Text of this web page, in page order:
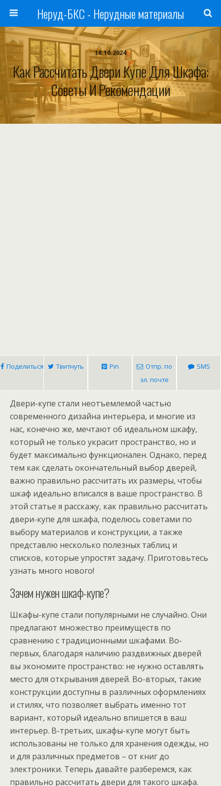
Неруд-БКС - Нерудные материалы
18.10.2024
Как Рассчитать Двери Купе Для Шкафа:
Советы И Рекомендации
Поделиться Твитнуть Pin
Отпр. по
эл. почте
SMS
Двери-купе стали неотъемлемой частью
современного дизайна интерьера, и многие из
нас, конечно же, мечтают об идеальном шкафу,
который не только украсит пространство, но и
будет максимально функционален. Однако, перед
тем как сделать окончательный выбор дверей,
важно правильно рассчитать их размеры, чтобы
шкаф идеально вписался в ваше пространство. В
этой статье я расскажу, как правильно рассчитать
двери-купе для шкафа, поделюсь советами по
выбору материалов и конструкции, а также
представлю несколько полезных таблиц и
списков, которые упростят задачу. Приготовьтесь
узнать много нового!
Зачем нужен шкаф-купе?
Шкафы-купе стали популярными не случайно. Они
предлагают множество преимуществ по
сравнению с традиционными шкафами. Во-
первых, благодаря наличию раздвижных дверей
вы экономите пространство: не нужно оставлять
место для открывания дверей. Во-вторых, такие
конструкции доступны в различных оформлениях
и стилях, что позволяет выбрать именно тот
вариант, который идеально впишется в ваш
интерьер. В-третьих, шкафы-купе могут быть
использованы не только для хранения одежды, но
и для различных предметов – от книг до
электроники. Теперь давайте разберемся, как
правильно рассчитать двери для такого шкафа.